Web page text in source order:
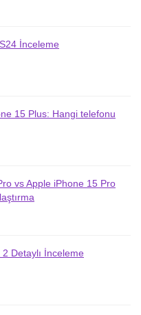
İnceleme
15 Plus: Hangi telefonu
vs Apple iPhone 15 Pro
Detaylı İnceleme